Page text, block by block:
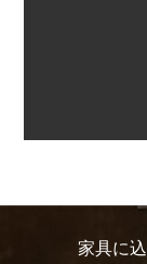
家具に